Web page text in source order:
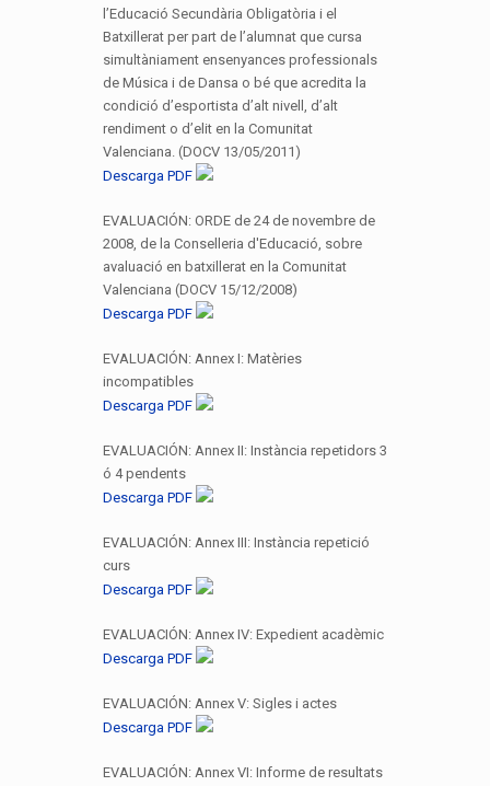
l’Educació Secundària Obligatòria i el
Batxillerat per part de l’alumnat que cursa
simultàniament ensenyances professionals
de Música i de Dansa o bé que acredita la
condició d’esportista d’alt nivell, d’alt
rendiment o d’elit en la Comunitat
Valenciana. (DOCV 13/05/2011)
Descarga PDF
EVALUACIÓN: ORDE de 24 de novembre de
2008, de la Conselleria d'Educació, sobre
avaluació en batxillerat en la Comunitat
Valenciana (DOCV 15/12/2008)
Descarga PDF
EVALUACIÓN: Annex I: Matèries
incompatibles
Descarga PDF
EVALUACIÓN: Annex II: Instància repetidors 3
ó 4 pendents
Descarga PDF
EVALUACIÓN: Annex III: Instància repetició
curs
Descarga PDF
EVALUACIÓN: Annex IV: Expedient acadèmic
Descarga PDF
EVALUACIÓN: Annex V: Sigles i actes
Descarga PDF
EVALUACIÓN: Annex VI: Informe de resultats